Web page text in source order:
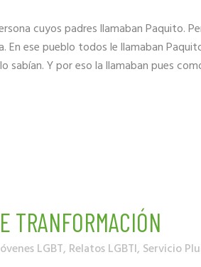
cuyos padres llamaban Paquito.
En ese pueblo todos le llamaban
sabían. Y por eso la llamaban pues
TRANFORMACIÓN
LGBT, Relatos LGBTI, Servicio